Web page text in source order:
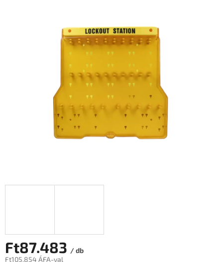
Ft87.483 / db
Ft105.854 ÁFA-val